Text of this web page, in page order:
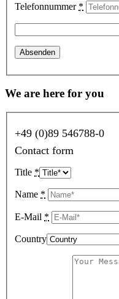
Telefonnummer *
We are here for you
+49 (0)89 546788-0
Contact form
Title *
Name *
E-Mail *
Country